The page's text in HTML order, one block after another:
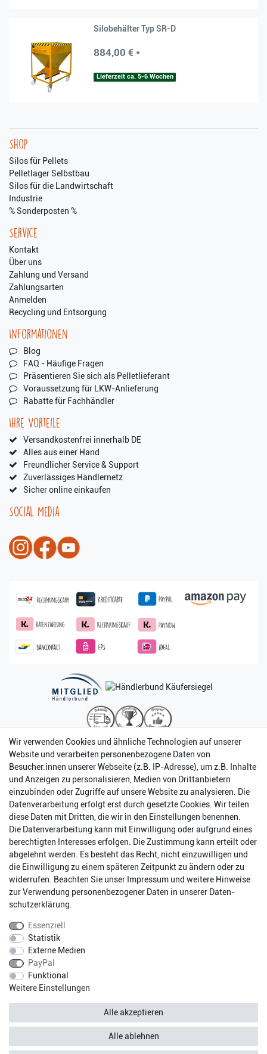
Silobehälter Typ SR-D
884,00 € *
Lieferzeit ca. 5-6 Wochen
Shop
Silos für Pellets
Pelletlager Selbstbau
Silos für die Landwirtschaft
Industrie
% Sonderposten %
Service
Kontakt
Über uns
Zahlung und Versand
Zahlungsarten
Anmelden
Recycling und Entsorgung
Informationen
Blog
FAQ - Häufige Fragen
Präsentieren Sie sich als Pelletlieferant
Voraussetzung für LKW-Anlieferung
Rabatte für Fachhändler
Ihre Vorteile
Versandkostenfrei innerhalb DE
Alles aus einer Hand
Freundlicher Service & Support
Zuverlässiges Händlernetz
Sicher online einkaufen
Social Media
Impressum Daten­schutz­erklärung AGB
Barrierefreiheitserklärung
* Alle Preise inkl. gesetzlichen Mehrwertsteuer zzgl.
Versandkostenfreie Lieferung innerhalb Deutschlands.
© Copyright 2026 silos24.com | HMO Shops GmbH | Alle Rechte
vorbehalten.
Wir verwenden Cookies und ähnliche Technologien auf unserer
Website und verarbeiten personenbezogene Daten von
Besucher:innen unserer Webseite (z.B. IP-Adresse), um z.B. Inhalte
und Anzeigen zu personalisieren, Medien von Drittanbietern
einzubinden oder Zugriffe auf unsere Website zu analysieren. Die
Datenverarbeitung erfolgt erst durch gesetzte Cookies. Wir teilen
diese Daten mit Dritten, die wir in den Einstellungen benennen.
Die Datenverarbeitung kann mit Einwilligung oder aufgrund eines
berechtigten Interesses erfolgen. Die Zustimmung kann erteilt oder
abgelehnt werden. Es besteht das Recht, nicht einzuwilligen und
die Einwilligung zu einem späteren Zeitpunkt zu ändern oder zu
widerrufen. Beachten Sie unser Impressum und weitere Hinweise
zur Verwendung personenbezogener Daten in unserer Daten­
schutz­erklärung
Essenziell
Statistik
Externe Medien
PayPal
Funktional
Weitere Einstellungen
Alle akzeptieren
Alle ablehnen
Fragen?